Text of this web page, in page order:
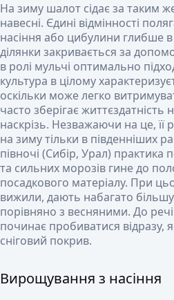
На зиму шалот сідає за таким
навесні. Єдині відмінності
насіння або цибулини глибше
ділянки закривається за
в ролі мульчі оптимально
культура в цілому
оскільки може легко
часто зберігає життєздатність
наскрізь. Незважаючи на це, її
на зиму тільки в південніших
півночі (Сибір, Урал) практика
та сильних морозів гине до
посадкового матеріалу. При
вижили, дають набагато більшу
порівняно з весняними. До
починає пробиватися відразу,
сніговий покрив.
Вирощування з насіння